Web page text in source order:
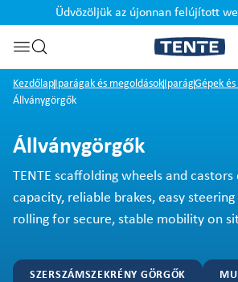
Ugrás a kereséshez
Üdvözöljük az újonnan felújított
KezdőlapIparágak és megoldásokIparágGépek
Állványgörgők
Állványgörgők
TENTE scaffolding wheels and
capacity, reliable brakes, easy
rolling for secure, stable mobility on
SZERSZÁMSZEKRÉNY GÖRGŐK